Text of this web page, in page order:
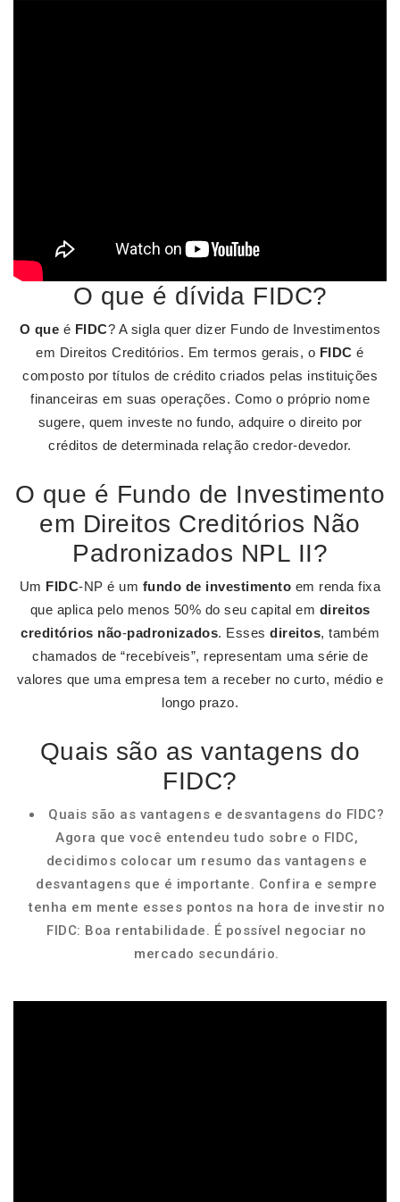
O que é dívida FIDC?
O que é FIDC? A sigla quer dizer Fundo de Investimentos
em Direitos Creditórios. Em termos gerais, o FIDC é
composto por títulos de crédito criados pelas instituições
financeiras em suas operações. Como o próprio nome
sugere, quem investe no fundo, adquire o direito por
créditos de determinada relação credor-devedor.
O que é Fundo de Investimento
em Direitos Creditórios Não
Padronizados NPL II?
Um FIDC-NP é um fundo de investimento em renda fixa
que aplica pelo menos 50% do seu capital em direitos
creditórios não-padronizados. Esses direitos, também
chamados de “recebíveis”, representam uma série de
valores que uma empresa tem a receber no curto, médio e
longo prazo.
Quais são as vantagens do
FIDC?
Quais são as vantagens e desvantagens do FIDC?
Agora que você entendeu tudo sobre o FIDC,
decidimos colocar um resumo das vantagens e
desvantagens que é importante. Confira e sempre
tenha em mente esses pontos na hora de investir no
FIDC: Boa rentabilidade. É possível negociar no
mercado secundário.